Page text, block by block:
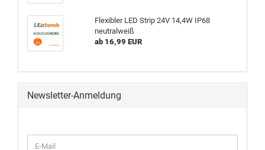
Flexibler LED Strip 24V 14,4W IP68
neutralweiß
ab 16,99 EUR
Newsletter-Anmeldung